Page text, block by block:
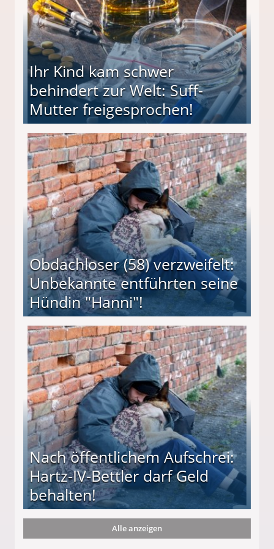
Ihr Kind kam schwer
behindert zur Welt: Suff-
Mutter freigesprochen!
Mutter freigesprochen!
Obdachloser (58) verzweifelt:
Unbekannte entführten seine
Hündin "Hanni"!
entführten seine Hündin "Hanni"!
Nach öffentlichem Aufschrei:
Hartz-IV-Bettler darf Geld
behalten!
darf Geld behalten!
Alle anzeigen